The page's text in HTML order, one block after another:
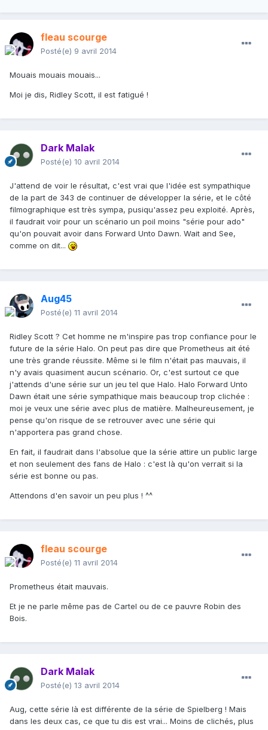
fleau scourge
Posté(e) 9 avril 2014
Mouais mouais mouais...
Moi je dis, Ridley Scott, il est fatigué !
Dark Malak
Posté(e) 10 avril 2014
J'attend de voir le résultat, c'est vrai que l'idée est sympathique
de la part de 343 de continuer de développer la série, et le côté
filmographique est très sympa, pusiqu'assez peu exploité. Après,
il faudrait voir pour un scénario un poil moins "série pour ado"
qu'on pouvait avoir dans Forward Unto Dawn. Wait and See,
comme on dit...
Aug45
Posté(e) 11 avril 2014
Ridley Scott ? Cet homme ne m'inspire pas trop confiance pour le
future de la série Halo. On peut pas dire que Prometheus ait été
une très grande réussite. Même si le film n'était pas mauvais, il
n'y avais quasiment aucun scénario. Or, c'est surtout ce que
j'attends d'une série sur un jeu tel que Halo. Halo Forward Unto
Dawn était une série sympathique mais beaucoup trop clichée :
moi je veux une série avec plus de matière. Malheureusement, je
pense qu'on risque de se retrouver avec une série qui
n'apportera pas grand chose.
En fait, il faudrait dans l'absolue que la série attire un public large
et non seulement des fans de Halo : c'est là qu'on verrait si la
série est bonne ou pas.
Attendons d'en savoir un peu plus ! ^^
fleau scourge
Posté(e) 11 avril 2014
Prometheus était mauvais.
Et je ne parle même pas de Cartel ou de ce pauvre Robin des
Bois.
Dark Malak
Posté(e) 13 avril 2014
Aug, cette série là est différente de la série de Spielberg ! Mais
dans les deux cas, ce que tu dis est vrai... Moins de clichés, plus